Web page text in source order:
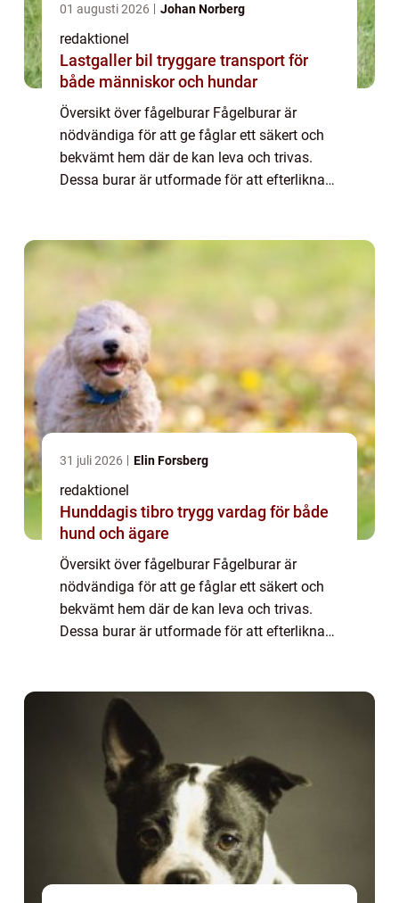
01 augusti 2026 Johan Norberg
redaktionel
Lastgaller bil tryggare transport för
både människor och hundar
Översikt över fågelburar Fågelburar är
nödvändiga för att ge fåglar ett säkert och
bekvämt hem där de kan leva och trivas.
Dessa burar är utformade för att efterlikna
deras r...
31 juli 2026 Elin Forsberg
redaktionel
Hunddagis tibro trygg vardag för både
hund och ägare
Översikt över fågelburar Fågelburar är
nödvändiga för att ge fåglar ett säkert och
bekvämt hem där de kan leva och trivas.
Dessa burar är utformade för att efterlikna
deras r...